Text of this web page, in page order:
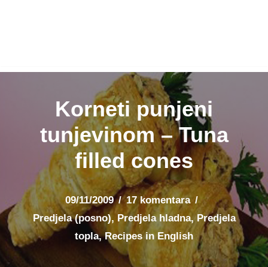
Korneti punjeni
tunjevinom – Tuna
filled cones
09/11/2009
17 komentara
Predjela (posno), Predjela hladna,Predjela
topla,Recipes in English